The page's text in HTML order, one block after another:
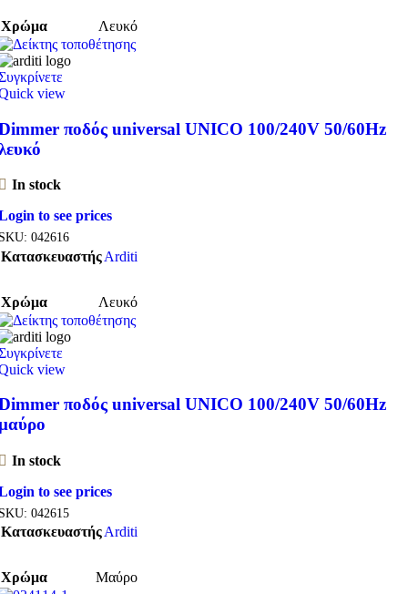
Χρώμα Λευκό
view
ποδός universal UNICO 100/240V 50/60Hz
In stock
to see prices
042616
ΚατασκευαστήςArditi
Χρώμα Λευκό
view
ποδός universal UNICO 100/240V 50/60Hz
In stock
to see prices
042615
ΚατασκευαστήςArditi
Χρώμα Μαύρο